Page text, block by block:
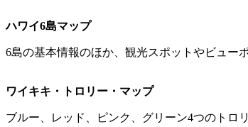
ハワイ6島マップ
6島の基本情報のほか、観光スポットやビュー
ワイキキ・トロリー・マップ
ブルー、レッド、ピンク、グリーン4つのトロ